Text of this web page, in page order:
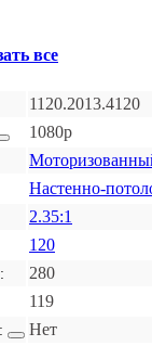
все
1120.2013.4120
1080p
Настенно-
2.35:1
120
280
119
Нет